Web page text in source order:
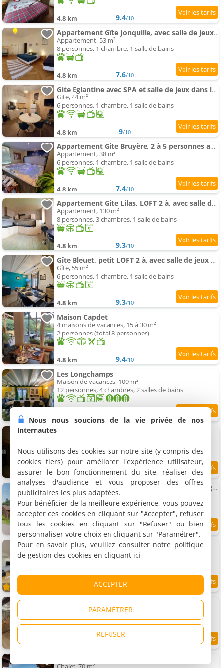
4.8 km 9.4/10
Appartement Gîte Jonquille, avec salle de jeux et SPA dans la résidence
Appartement, 53 m²
8 personnes, 1 chambre, 1 salle de bains
4.8 km 7.6/10
Gite Eglantine avec SPA et salle de jeux dans la résidence
Gîte, 44 m²
6 personnes, 1 chambre, 1 salle de bains
4.8 km 9/10
Appartement Gite Bruyère, 2 à 5 personnes avec salle de jeux et SPA dans la résidence
Appartement, 38 m²
6 personnes, 1 chambre, 1 salle de bains
4.8 km 7.4/10
Appartement Gîte Lilas, LOFT 2 à, avec salle de jeux et SPA dans la résidence
Appartement, 130 m²
8 personnes, 3 chambres, 1 salle de bains
4.8 km 9.3/10
Gîte Bleuet, petit LOFT 2 à, avec salle de jeux et SPA dans la résidence
Gîte, 55 m²
6 personnes, 1 chambre, 1 salle de bains
4.8 km 9.3/10
Maison Capdet
4 maisons de vacances, 15 à 30 m²
2 personnes (total 8 personnes)
4.8 km 9.4/10
Les Longchamps
Maison de vacances, 109 m²
12 personnes, 4 chambres, 2 salles de bains
4.8 km
6 personnes, 2 chambres, 1 salle de bains
4.9 km 8.2/10
La Ferme aux Myrtilles - Ancienne ferme vosgienne
Maison de vacances, 147 m²
11 personnes, 5 chambres, 2 salles de bains
4.9 km 7.4
Gîte Sauna et spa
Gîte, 500 m²
15 personnes, 6 chambres, 1 salle de bains
Appartement Le Moulin
Appartement, 130 m²
13 personnes, 5 chambres, 2 salles de bains
4.9 km 9.3/10
Chalet, 70 m²
Nous nous soucions de la vie privée de nos
internautes
Nous utilisons des cookies sur notre site (y compris des
cookies tiers) pour améliorer l'expérience utilisateur,
assurer le bon fonctionnement du site, réaliser des
analyses d'audience et vous proposer des offres
publicitaires les plus adaptées.
Pour bénéficier de la meilleure expérience, vous pouvez
accepter ces cookies en cliquant sur "Accepter", refuser
tous les cookies en cliquant sur "Refuser" ou bien
personnaliser votre choix en cliquant sur "Paramétrer".
Pour en savoir plus, veuillez consulter notre politique
de gestion des cookies en cliquant ici
ACCEPTER
PARAMÉTRER
REFUSER